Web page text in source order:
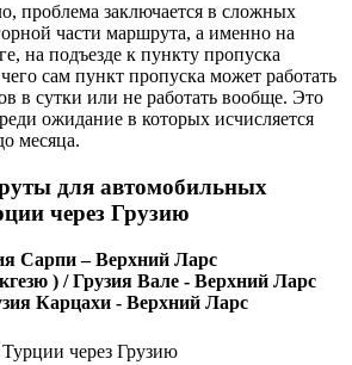
проблема заключается в сложных
части маршрута, а именно на
на подъезде к пункту пропуска
сам пункт пропуска может работать
в сутки или не работать вообще. Это
ожидание в которых исчисляется
месяца.
для автомобильных
через Грузию
Сарпи – Верхний Ларс
) / Грузия Вале - Верхний Ларс
Карцахи - Верхний Ларс